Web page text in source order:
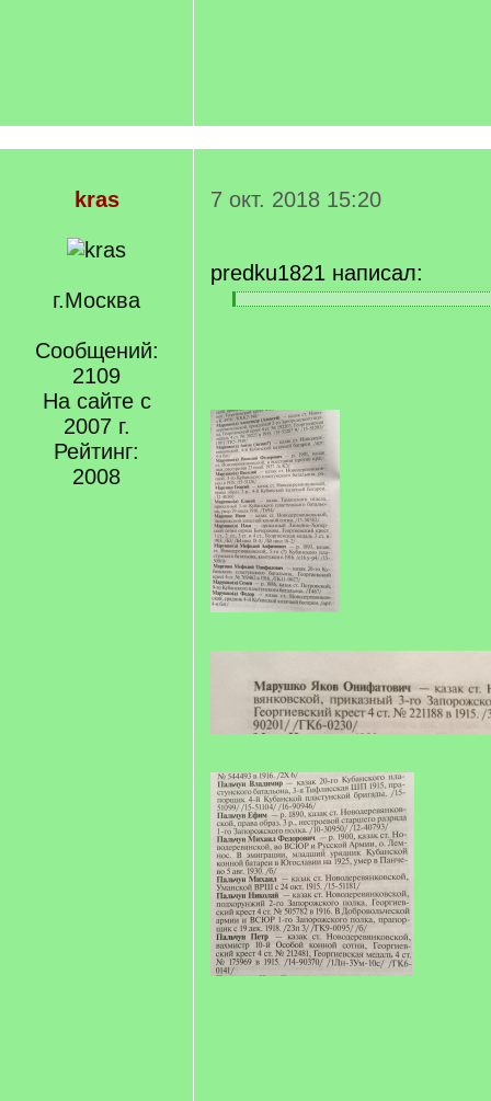
kras
г.Москва
Сообщений:
2109
На сайте с
2007 г.
Рейтинг:
2008
7 окт. 2018 15:20
predku1821 написал:
[[